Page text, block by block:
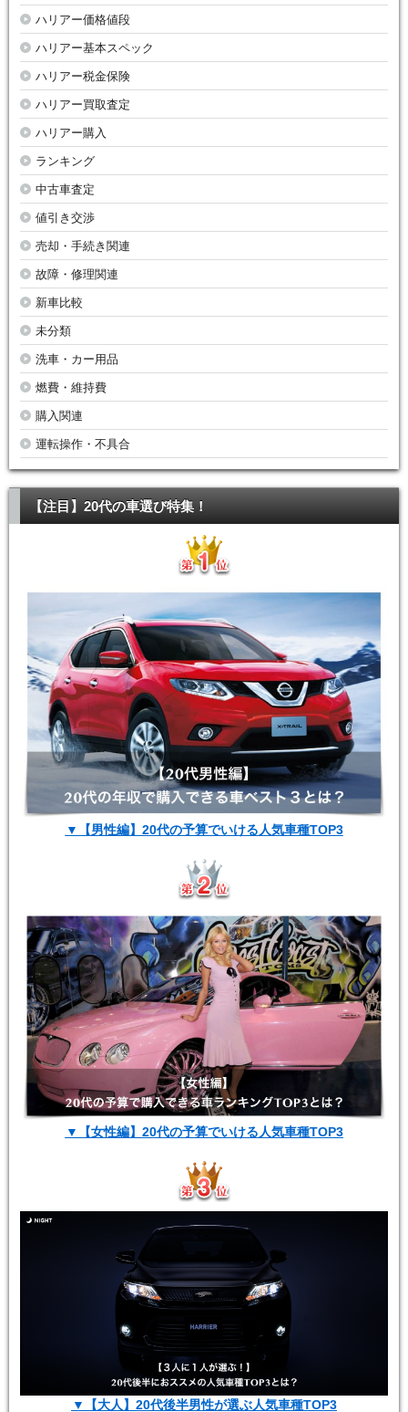
ハリアー価格値段
ハリアー基本スペック
ハリアー税金保険
ハリアー買取査定
ハリアー購入
ランキング
中古車査定
値引き交渉
売却・手続き関連
故障・修理関連
新車比較
未分類
洗車・カー用品
燃費・維持費
購入関連
運転操作・不具合
【注目】20代の車選び特集！
▼【男性編】20代の予算でいける人気車種TOP3
▼【女性編】20代の予算でいける人気車種TOP3
▼【大人】20代後半男性が選ぶ人気車種TOP3